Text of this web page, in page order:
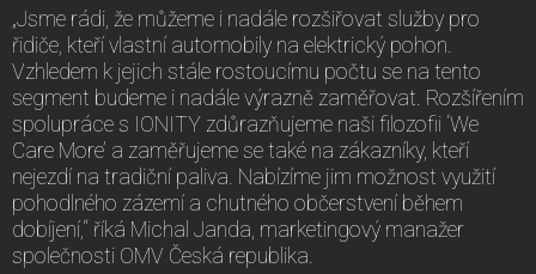
„Jsme rádi, že můžeme i nadále rozšiřovat služby pro
řidiče, kteří vlastní automobily na elektrický pohon.
Vzhledem k jejich stále rostoucímu počtu se na tento
segment budeme i nadále výrazně zaměřovat. Rozšířením
spolupráce s IONITY zdůrazňujeme naši filozofii ‘We
Care More’ a zaměřujeme se také na zákazníky, kteří
nejezdí na tradiční paliva. Nabízíme jim možnost využití
pohodlného zázemí a chutného občerstvení během
dobíjení,“ říká Michal Janda, marketingový manažer
společnosti OMV Česká republika.